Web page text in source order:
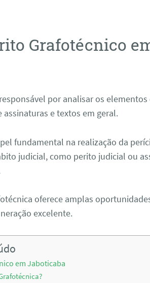
Grafotécnico
por analisar os elementos
assinaturas e textos em geral.
fundamental na realização da
judicial, como perito judicial ou
oferece amplas
excelente.
em Jaboticaba